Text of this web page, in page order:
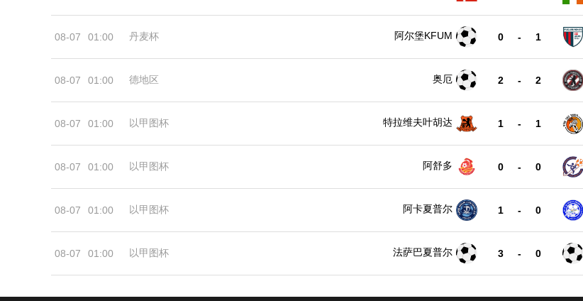
08-07 01:00 丹麦杯 阿尔堡KFUM 0 - 1
08-07 01:00 德地区 奥厄 2 - 2
08-07 01:00 以甲图杯 特拉维夫叶胡达 1 - 1
08-07 01:00 以甲图杯 阿舒多 0 - 0
08-07 01:00 以甲图杯 阿卡夏普尔 1 - 0
08-07 01:00 以甲图杯 法萨巴夏普尔 3 - 0